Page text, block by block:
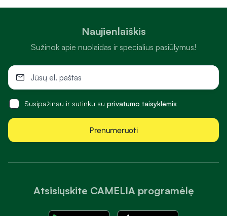
Atsisiųskite CAMELIA programėlę
Naujienlaiškis
Sužinok apie nuolaidas ir specialius pasiūlymus!
Susipažinau ir sutinku su privatumo taisyklėmis
Prenumeruoti